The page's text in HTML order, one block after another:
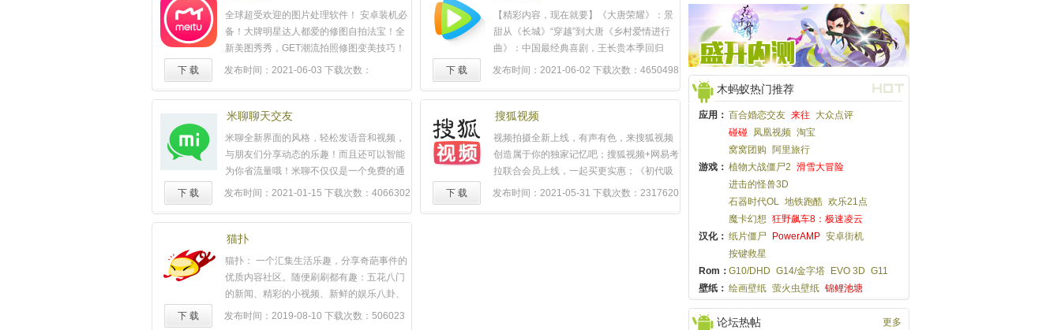
全球超受欢迎的图片处理软件！ 安卓装机必
备！大牌明星达人都爱的修图自拍法宝！全
新美图秀秀，GET潮流拍照修图变美技巧！
【魔法照片】美图秀秀隐藏玩法，会动的魔
相册】在这里，你可以创建私人相册，邀请
最重要的人一起上传照片或视频。【美图秀
秀日志】记录你的美好生活，打造个性符
号，遇见有趣的朋友，发现更大的世界！
【高级感滤镜】各种风格轻松handle，手机
键拥有超模身材，让你从头美到脚~还能P腹
肌哦！【全能修图】编辑、边框、贴纸、马
【动态相机】超梦幻的动态贴纸，提升你的
萌属性，秒变精致小仙女！ (≧ω≦*)【瘦脸瘦
身】神奇捏脸术，手指一推，想瘦哪里瘦哪
里！完美比例推出来！【美颜美妆】清新自
然的妆容，颜值每天都在线，刚起床也能美
下 载 发布时间：2021-06-03 下载次数：
10069617
【精彩内容，现在就要】《大唐荣耀》：景
甜从《长城》“穿越”到大唐《乡村爱情进行
曲》：中国最经典喜剧，王长贵本季回归
《鬼吹灯之精绝古城》：和靳东陈乔恩一起
忙”《愉此一生》：布丁四少民国谍战相爱相
杀《约会恋爱究竟是什么》：都市零恋爱能
力男女相亲记《恶魔少爷别吻我》：00后宠
虐玛丽苏神剧《59届格莱美》：阿黛尔横扫
大奖 碧昂丝水果姐火星哥激情献唱 全网独家
晋、李晨、唐嫣等10位明星贺岁巨献！《血
战钢锯岭》：真实还原二战的人间炼狱，医
下 载 发布时间：2021-06-02 下载次数：4650498
米聊聊天交友
米聊全新界面的风格，轻松发语音和视频，
与朋友们分享动态的乐趣！而且还可以智能
为你省流量哦！米聊不仅仅是一个免费的通
讯工具，它有强大的公会功能。你会发现你
行业不同爱好的圈子。米聊公会以非常好的
管理体验，贴心的浏览服务，等待着你来结
交志同道合的朋友！============米聊的
主要功能============【开启聊天新时
代】语音和视频：轻松发送，智能节省流量
表情：丰富的表情商店，聊天更有趣【200
下 载 发布时间：2021-01-15 下载次数：4066302
搜狐视频
视频拍摄全新上线，有声有色，来搜狐视频
创造属于你的独家记忆吧；搜狐视频+网易考
拉联合会员上线，一起买更实惠；《初代吸
血鬼》第五季：始祖家族终结，且看且珍
下 载 发布时间：2021-05-31 下载次数：2317620
猫扑
猫扑： 一个汇集生活乐趣，分享奇葩事件的
优质内容社区。随便刷刷都有趣：五花八门
的新闻、精彩的小视频、新鲜的娱乐八卦、
原创鬼话小说、搞笑的囧图、内涵的段子、
下 载 发布时间：2019-08-10 下载次数：506023
木蚂蚁热门推荐
应用： 百合婚恋交友 来往
大众点评
碰碰 凤凰视频 淘宝
窝窝团购
阿里旅行
游戏： 植物大战僵尸2 滑雪大冒险
进击的怪兽3D
石器时代OL 地铁跑酷 欢乐21点
魔卡幻想 狂野飙车8：极速凌云
汉化： 纸片僵尸 PowerAMP 安卓街机
按键救星
Rom：G10/DHD G14/金字塔 EVO 3D G11
壁纸： 绘画壁纸 萤火虫壁纸 锦鲤池塘
论坛热帖 更多